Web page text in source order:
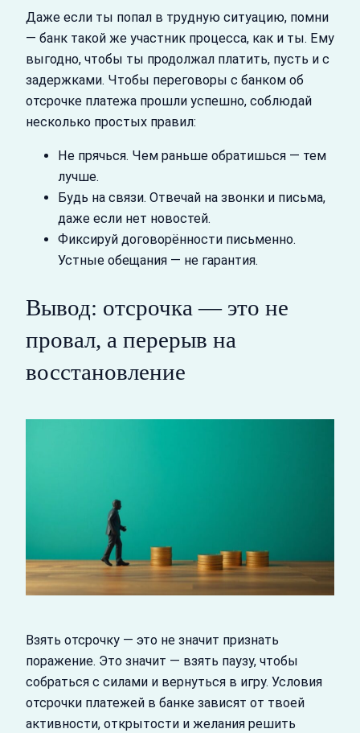
Даже если ты попал в трудную ситуацию, помни
— банк такой же участник процесса, как и ты. Ему
выгодно, чтобы ты продолжал платить, пусть и с
задержками. Чтобы переговоры с банком об
отсрочке платежа прошли успешно, соблюдай
несколько простых правил:
Не прячься. Чем раньше обратишься — тем
лучше.
Будь на связи. Отвечай на звонки и письма,
даже если нет новостей.
Фиксируй договорённости письменно.
Устные обещания — не гарантия.
Вывод: отсрочка — это не
провал, а перерыв на
восстановление
Взять отсрочку — это не значит признать
поражение. Это значит — взять паузу, чтобы
собраться с силами и вернуться в игру. Условия
отсрочки платежей в банке зависят от твоей
активности, открытости и желания решить